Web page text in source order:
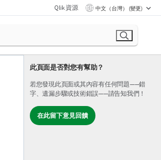
Qlik 資源 中文（台灣） (變更)
此頁面是否對您有幫助？
若您發現此頁面或其內容有任何問題——錯
字、遺漏步驟或技術錯誤——請告知我們！
在此留下意見回饋